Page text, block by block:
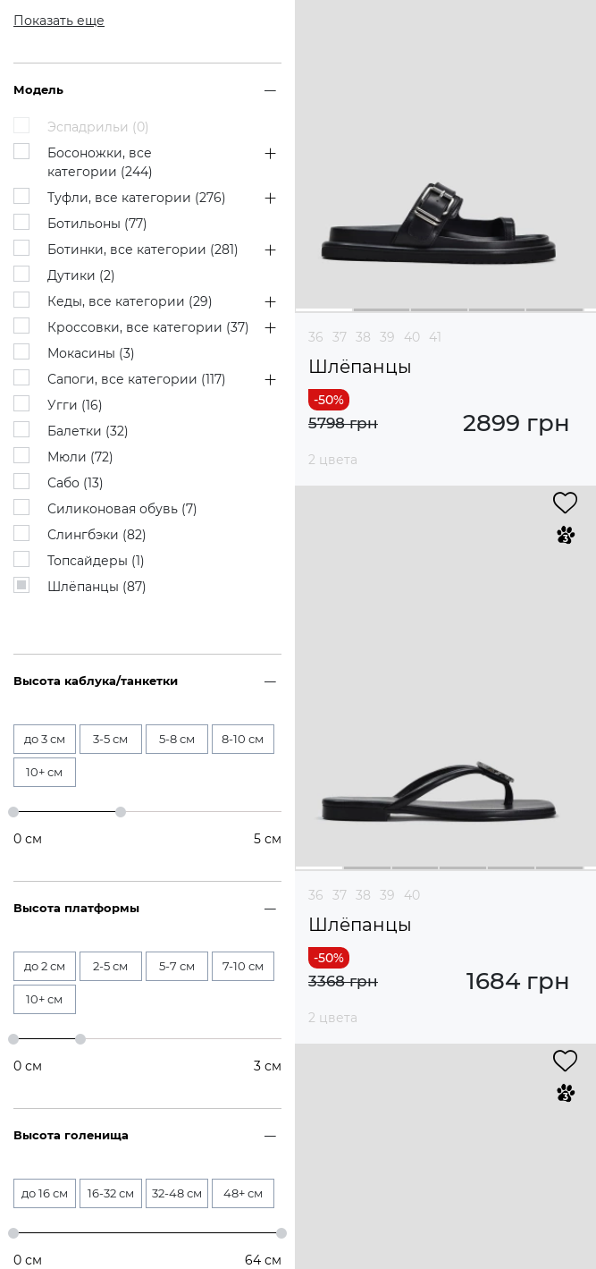
Показать еще
Модель
Эспадрильи (0)
Босоножки, все
категории (244)
Туфли, все категории (276)
Ботильоны (77)
Ботинки, все категории (281)
Дутики (2)
Кеды, все категории (29)
Кроссовки, все категории (37)
Мокасины (3)
Сапоги, все категории (117)
Угги (16)
Балетки (32)
Мюли (72)
Сабо (13)
Силиконовая обувь (7)
Слингбэки (82)
Топсайдеры (1)
Шлёпанцы (87)
Высота каблука/танкетки
до 3 см 3-5 см 5-8 см 8-10 см
10+ см
0 см 5 см
Высота платформы
до 2 см 2-5 см 5-7 см 7-10 см
10+ см
0 см 3 см
Высота голенища
до 16 см 16-32 см 32-48 см 48+ см
0 см 64 см
36 37 38 39 40 41
Шлёпанцы
2899 грн
5798 грн
2 цвета
36 37 38 39 40
Шлёпанцы
1684 грн
3368 грн
2 цвета